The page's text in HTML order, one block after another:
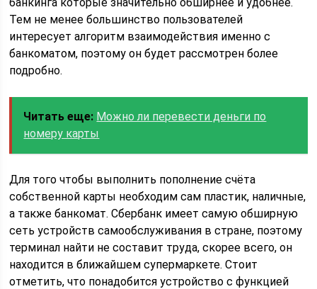
Тем не менее большинство пользователей
интересует алгоритм взаимодействия именно с
банкоматом, поэтому он будет рассмотрен более
подробно.
Читать еще: Можно ли перевести деньги по
номеру карты
Для того чтобы выполнить пополнение счёта
собственной карты необходим сам пластик, наличные,
а также банкомат. Сбербанк имеет самую обширную
сеть устройств самообслуживания в стране, поэтому
терминал найти не составит труда, скорее всего, он
находится в ближайшем супермаркете. Стоит
отметить, что понадобится устройство с функцией